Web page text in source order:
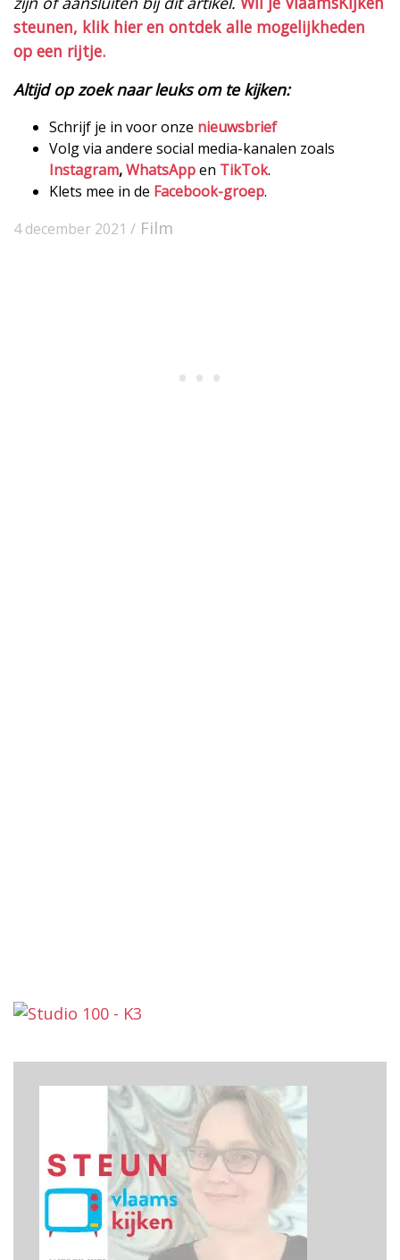
steunen, klik hier en ontdek alle mogelijkheden
op een rijtje.
Altijd op zoek naar leuks om te kijken:
Schrijf je in voor onze nieuwsbrief
Volg via andere social media-kanalen zoals
Instagram,WhatsAppen TikTok.
Klets mee in de Facebook-groep.
4 december 2021 / Film